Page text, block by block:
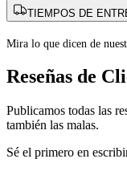
TIEMPOS DE
Mira lo que dicen de
Reseñas de
Publicamos todas las
también las malas.
Sé el primero en